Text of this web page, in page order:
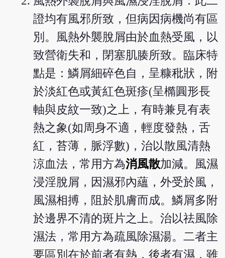
證均有風邪所致，但病因病機尚有區
別。風熱外襲脫屑由於血熱受風，以
致營衛失和，閉塞肌腠所致。臨床特
點是：鱗屑細碎色自，呈糠秕狀，附
於淡紅色或黃紅色斑疹(呈橢圓形長
軸與皮紋一致)之上，有時兼見有表
熱之象(如周身不適，輕度發熱，舌
紅，苔薄，脈浮數)，治以散風清熱
涼血法，常用方為消風散加減。風濕
浸淫脫屑，因濕邪內蘊，外受於風，
風濕相搏，阻於肌膚而成。鱗屑多附
於邊界不清的斑片之上。治以祛風除
濕法，常用方為疏風除濕湯。二者主
要區別在於前者有熱，後者有濕，雖